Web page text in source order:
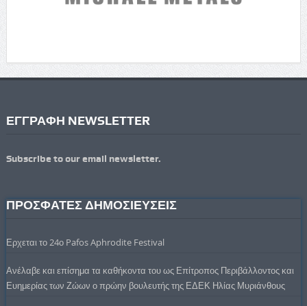
ΕΓΓΡΑΦΗ NEWSLETTER
Subscribe to our email newsletter.
ΠΡΟΣΦΑΤΕΣ ΔΗΜΟΣΙΕΥΣΕΙΣ
Ερχεται το 24ο Pafos Aphrodite Festival
Ανέλαβε και επίσημα τα καθήκοντα του ως Επίτροπος Περιβάλλοντος και
Ευημερίας των Ζώων ο πρώην βουλευτής της ΕΔΕΚ Ηλίας Μυριάνθους